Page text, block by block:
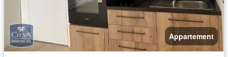
Appartement